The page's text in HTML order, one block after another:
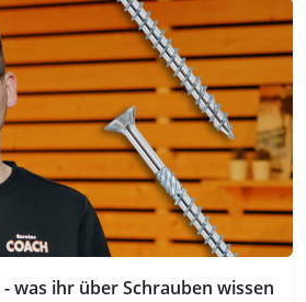
was ihr über Schrauben wissen